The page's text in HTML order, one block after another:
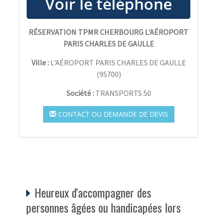
RÉSERVATION TPMR CHERBOURG L'AÉROPORT
PARIS CHARLES DE GAULLE
Ville : L'AÉROPORT PARIS CHARLES DE GAULLE
(95700)
Société : TRANSPORTS 50
CONTACT OU DEMANDE DE DEVIS
Heureux d'accompagner des
personnes âgées ou handicapées lors